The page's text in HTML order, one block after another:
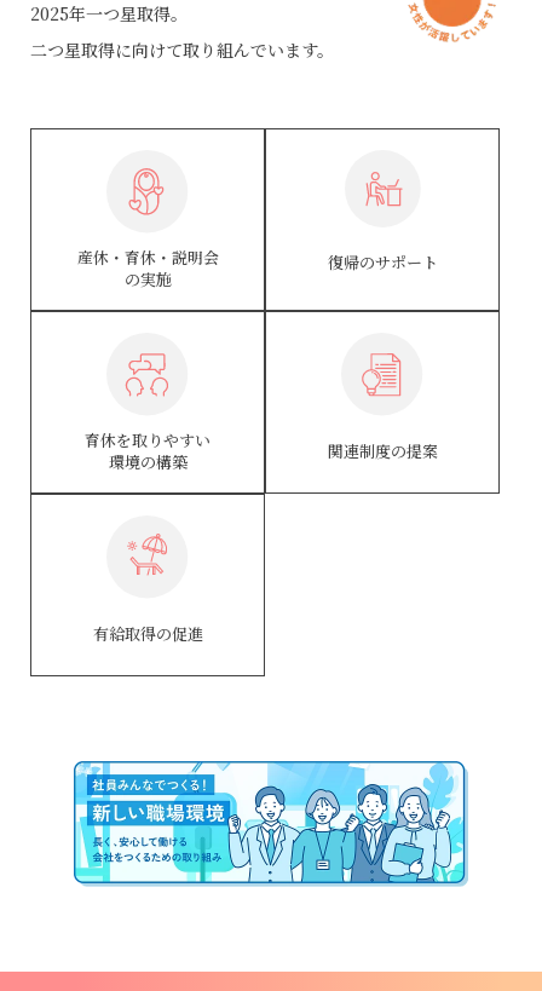
2025年一つ星取得。
二つ星取得に向けて取り組んでいます。
産休・育休・説明会
の実施
復帰のサポート
育休を取りやすい
環境の構築
関連制度の提案
有給取得の促進